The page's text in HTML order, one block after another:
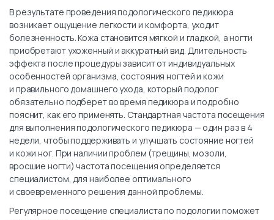
В результате проведения подологического педикюра
возникает ощущение легкости и комфорта, уходит
болезненность. Кожа становится мягкой и гладкой, а ногти
приобретают ухоженный и аккуратный вид. Длительность
эффекта после процедуры зависит от индивидуальных
особенностей организма, состояния ногтей и кожи
и правильного домашнего ухода, который подолог
обязательно подберет во время педикюра и подробно
пояснит, как его применять. Стандартная частота посещения
для выполнения подологического педикюра — один раз в 4
недели, чтобы поддерживать и улучшать состояние ногтей
и кожи ног. При наличии проблем (трещины, мозоли,
вросшие ногти) частота посещения определяется
специалистом, для наиболее оптимального
и своевременного решения данной проблемы.
Регулярное посещение специалиста по подологии поможет